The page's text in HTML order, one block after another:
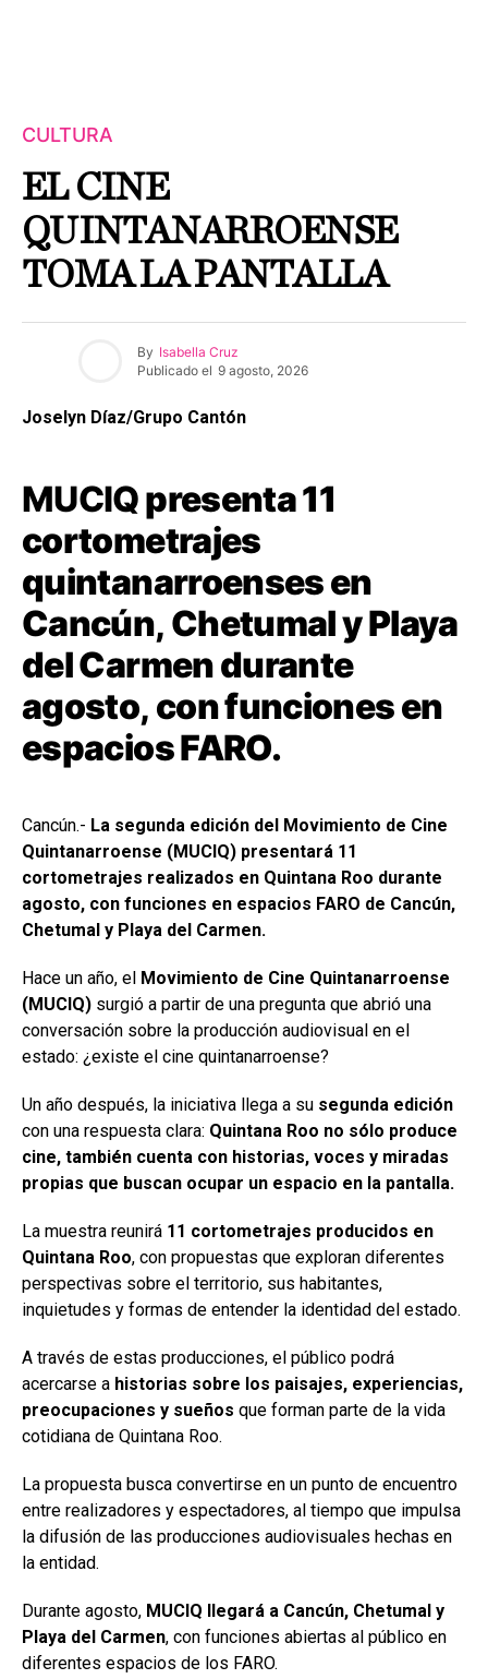
CULTURA
EL CINE
QUINTANARROENSE
TOMA LA PANTALLA
By Isabella Cruz
Publicado el 9 agosto, 2026
Joselyn Díaz/Grupo Cantón
MUCIQpresenta 11
cortometrajes
quintanarroenses en
Cancún, Chetumal y Playa
del Carmen durante
agosto, con funciones en
espacios FARO.
Cancún.- La segunda edición del Movimiento de Cine
Quintanarroense (MUCIQ) presentará 11
cortometrajes realizados en Quintana Roo durante
agosto, con funciones en espacios FARO de Cancún,
Chetumal y Playa del Carmen.
Hace un año, el Movimiento de Cine Quintanarroense
(MUCIQ) surgió a partir de una pregunta que abrió una
conversación sobre la producción audiovisual en el
estado: ¿existe el cine quintanarroense?
Un año después, la iniciativa llega a su segunda edición
con una respuesta clara: Quintana Roo no sólo produce
cine, también cuenta con historias, voces y miradas
propias que buscan ocupar un espacio en la pantalla.
La muestra reunirá 11 cortometrajes producidos en
Quintana Roo, con propuestas que exploran diferentes
perspectivas sobre el territorio, sus habitantes,
inquietudes y formas de entender la identidad del estado.
A través de estas producciones, el público podrá
acercarse a historias sobre los paisajes, experiencias,
preocupaciones y sueños que forman parte de la vida
cotidiana de Quintana Roo.
La propuesta busca convertirse en un punto de encuentro
entre realizadores y espectadores, al tiempo que impulsa
la difusión de las producciones audiovisuales hechas en
la entidad.
Durante agosto, MUCIQ llegará a Cancún, Chetumal y
Playa del Carmen, con funciones abiertas al público en
diferentes espacios de los FARO.